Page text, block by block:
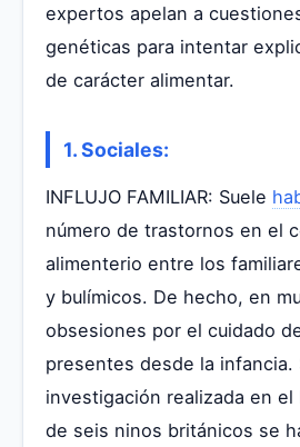
expertos apelan a
genéticas para intentar
de carácter alimentar.
1. Sociales:
INFLUJO FAMILIAR: Suele
número de trastornos en el
alimenterio entre los
y bulímicos. De hecho, en
obsesiones por el cuidado
presentes desde la infancia.
investigación realizada en el
de seis ninos británicos se